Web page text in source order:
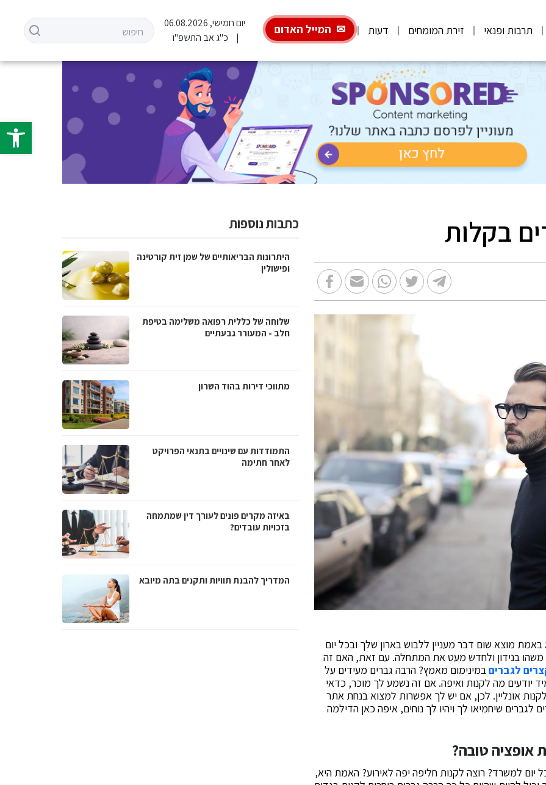
פתח
תרבות ופנאי זירת המומחים דעות המייל האדום
יום חמישי, 06.08.2026
כ"ג אב התשפ"ו
בקלות
מוצא שום דבר מעניין ללבוש בארון שלך ובכל יום
בנידון ולחדש מעט את המתחלה. עם זאת, האם זה
לגבריםבמינימום מאמץ? הרבה גברים מעידים על
יודעים מה לקנות ואיפה. אם זה נשמע לך מוכר, כדאי
אונליין. לכן, אם יש לך אפשרות למצוא בנחת אתר
שיחמיאו לך ויהיו לך נוחים, איפה כאן הדילמה
אופציה טובה?
יום למשרד? רוצה לקנות חליפה יפה לאירוע? האמת היא,
כתבות נוספות
היתרונות הבריאותיים של שמן זית קורטינה
ופישולין
שלוחה של כללית רפואה משלימה בטיפת
חלב - המעורר גבעתיים
מתווכי דירות בהוד השרון
התמודדות עם שינויים בתנאי הפרויקט
לאחר חתימה
באיזה מקרים פונים לעורך דין שמתמחה
בזכויות עובדים?
המדריך להבנת תוויות ותקנים בתה מיובא